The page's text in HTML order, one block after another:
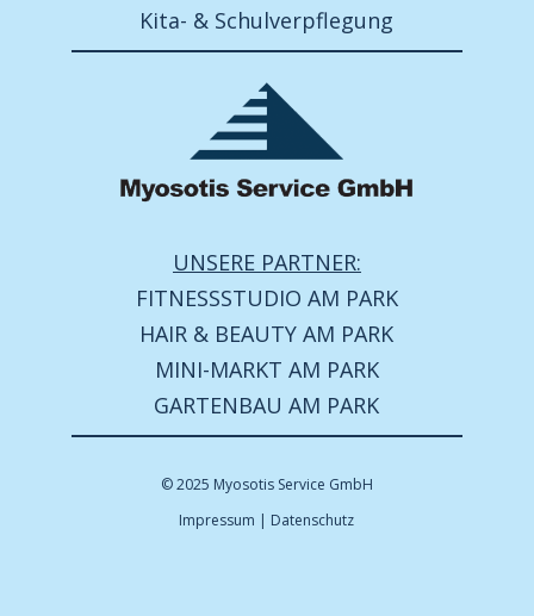
Kita- & Schulverpflegung
UNSERE PARTNER:
FITNESSSTUDIO AM PARK
HAIR & BEAUTY AM PARK
MINI-MARKT AM PARK
GARTENBAU AM PARK
© 2025 Myosotis Service GmbH
Impressum | Datenschutz